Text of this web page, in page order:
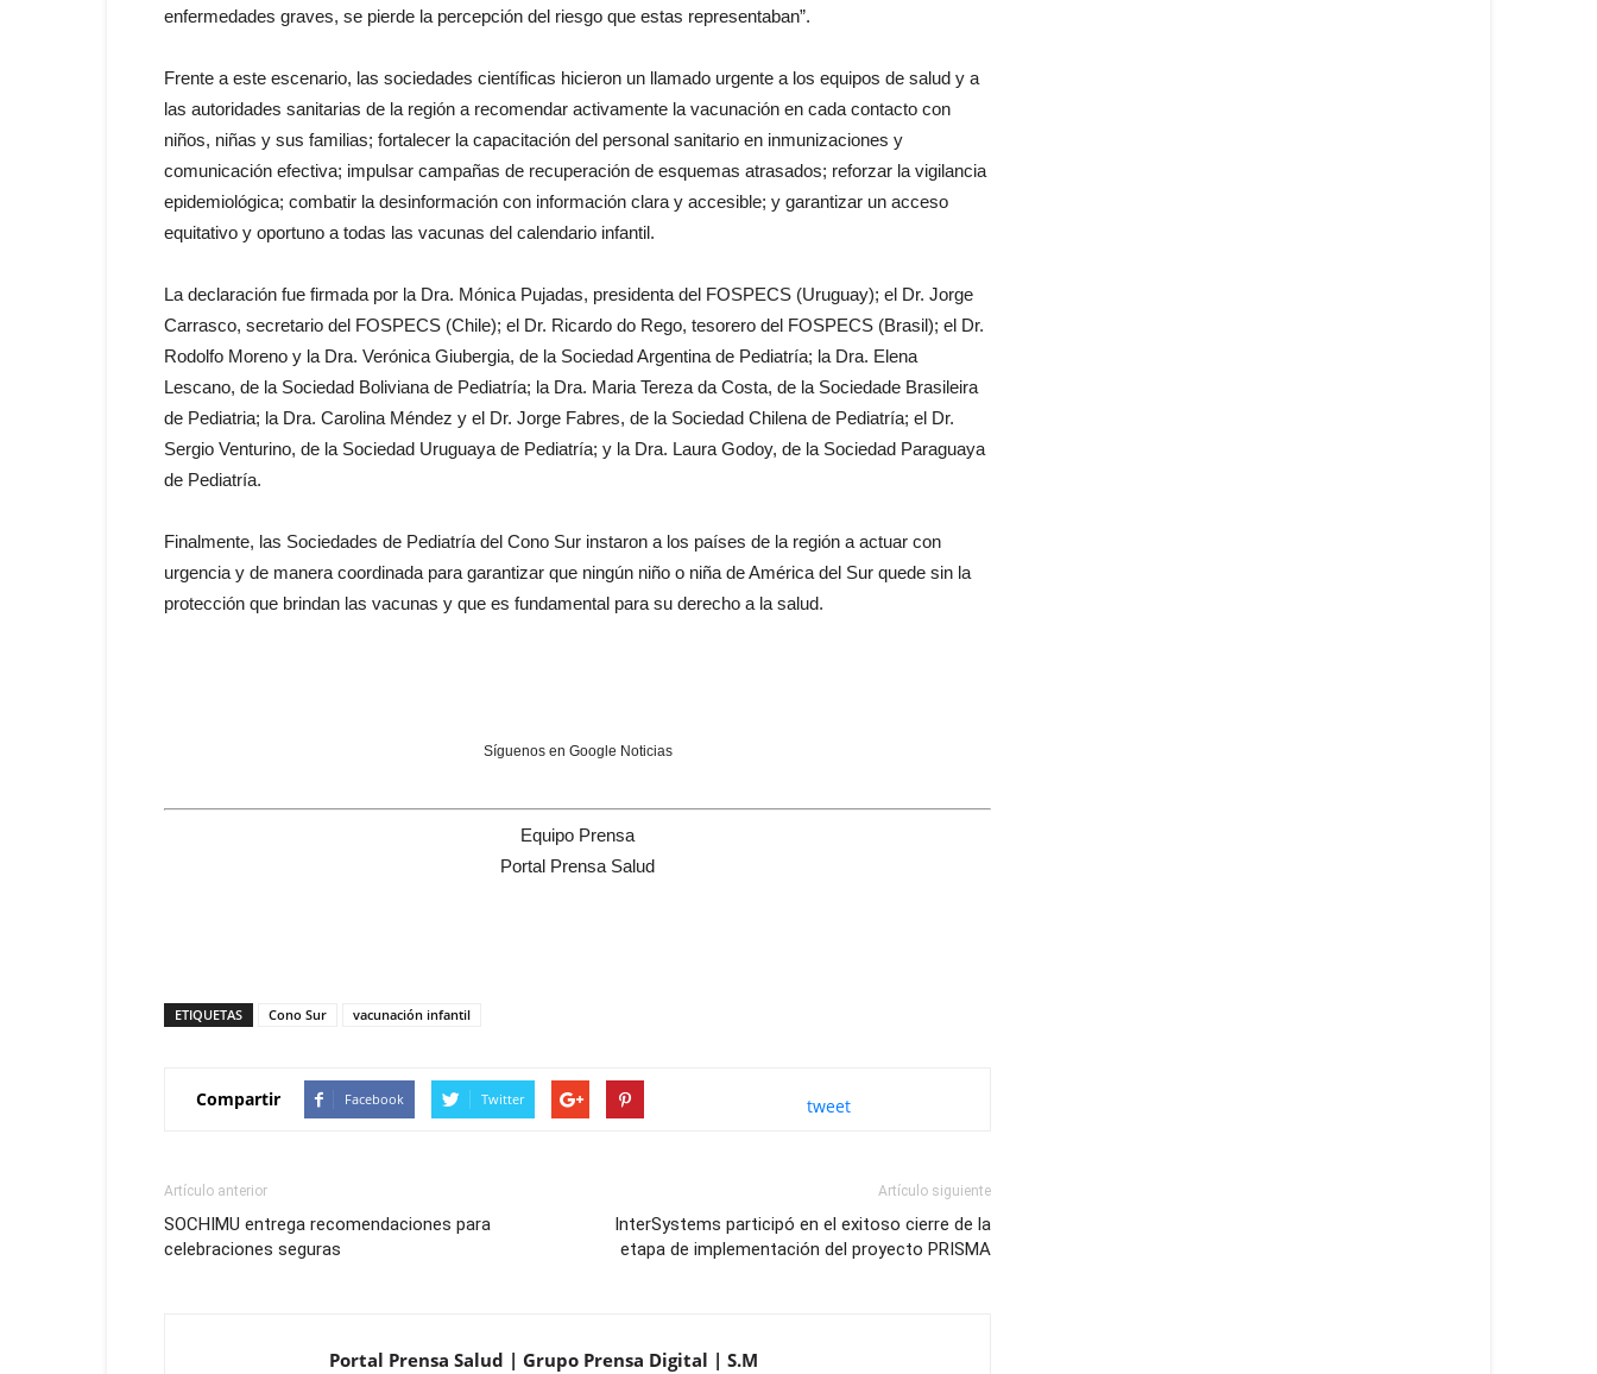
enfermedades graves, se pierde la percepción del riesgo que estas representaban”.
Frente a este escenario, las sociedades científicas hicieron un llamado urgente a los equipos de salud y a
las autoridades sanitarias de la región a recomendar activamente la vacunación en cada contacto con
niños, niñas y sus familias; fortalecer la capacitación del personal sanitario en inmunizaciones y
comunicación efectiva; impulsar campañas de recuperación de esquemas atrasados; reforzar la vigilancia
epidemiológica; combatir la desinformación con información clara y accesible; y garantizar un acceso
equitativo y oportuno a todas las vacunas del calendario infantil.
La declaración fue firmada por la Dra. Mónica Pujadas, presidenta del FOSPECS (Uruguay); el Dr. Jorge
Carrasco, secretario del FOSPECS (Chile); el Dr. Ricardo do Rego, tesorero del FOSPECS (Brasil); el Dr.
Rodolfo Moreno y la Dra. Verónica Giubergia, de la Sociedad Argentina de Pediatría; la Dra. Elena
Lescano, de la Sociedad Boliviana de Pediatría; la Dra. Maria Tereza da Costa, de la Sociedade Brasileira
de Pediatria; la Dra. Carolina Méndez y el Dr. Jorge Fabres, de la Sociedad Chilena de Pediatría; el Dr.
Sergio Venturino, de la Sociedad Uruguaya de Pediatría; y la Dra. Laura Godoy, de la Sociedad Paraguaya
de Pediatría.
Finalmente, las Sociedades de Pediatría del Cono Sur instaron a los países de la región a actuar con
urgencia y de manera coordinada para garantizar que ningún niño o niña de América del Sur quede sin la
protección que brindan las vacunas y que es fundamental para su derecho a la salud.
Síguenos en Google Noticias
Equipo Prensa
Portal Prensa Salud
ETIQUETAS Cono Sur vacunación infantil
Compartir Facebook Twitter tweet
Artículo anterior
SOCHIMU entrega recomendaciones para
celebraciones seguras
Artículo siguiente
InterSystems participó en el exitoso cierre de la
etapa de implementación del proyecto PRISMA
Portal Prensa Salud | Grupo Prensa Digital | S.M